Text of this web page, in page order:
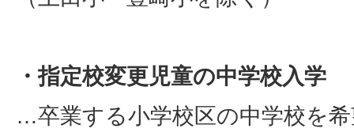
・指定校変更児童の中学校入学
…卒業する小学校区の中学校を